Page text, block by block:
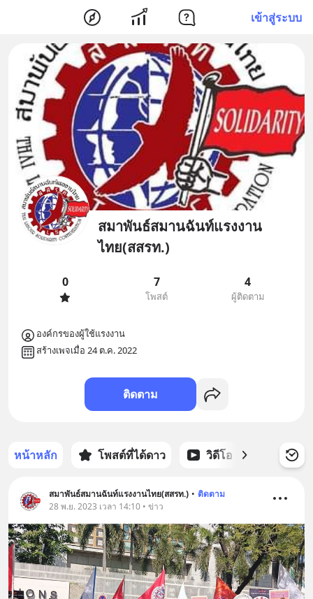
เข้าสู่ระบบ
สมาพันธ์สมานฉันท์แรงงาน
ไทย(สสรท.)
0 7
โพสต์
4
ผู้ติดตาม
องค์กรของผู้ใช้แรงงาน
สร้างเพจเมื่อ 24 ต.ค. 2022
ติดตาม
หน้าหลัก โพสต์ที่ได้ดาว วิดีโอ พอดแ
สมาพันธ์สมานฉันท์แรงงานไทย(สสรท.) • ติดตาม
28 พ.ย. 2023 เวลา 14:10 • ข่าว